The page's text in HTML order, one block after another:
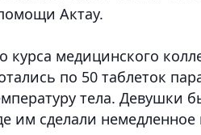
Актау.
курса медицинского
по 50 таблеток
тела. Девушки
им сделали